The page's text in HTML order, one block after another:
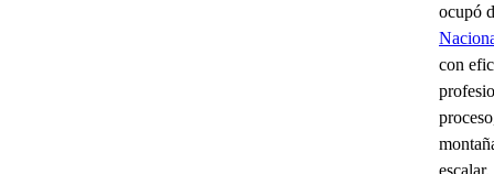
ocupó
con